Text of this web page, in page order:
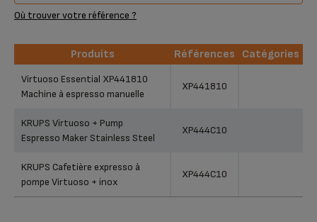
Où trouver votre référence ?
Produits Références
Catégories
Produits
Virtuoso Essential XP441810
Machine à espresso manuelle
XP441810
KRUPS Virtuoso + Pump
Espresso Maker Stainless Steel
XP444C10
KRUPS Cafetière expresso à
pompe Virtuoso + inox
XP444C10